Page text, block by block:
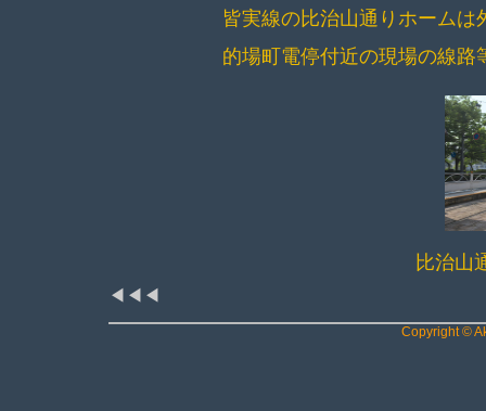
皆実線の比治山通りホーム
的場町電停付近の現場の線
比治山
◀◀◀
Copyright ©